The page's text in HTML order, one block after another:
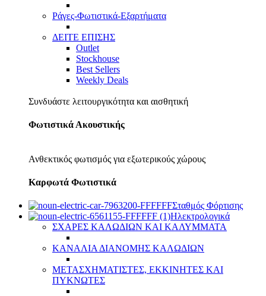
Ράγες-Φωτιστικά-Εξαρτήματα
ΔΕΙΤΕ ΕΠΙΣΗΣ
Outlet
Stockhouse
Best Sellers
Weekly Deals
Συνδυάστε λειτουργικότητα και αισθητική
Φωτιστικά Ακουστικής
Ανθεκτικός φωτισμός για εξωτερικούς χώρους
Καρφωτά Φωτιστικά
Σταθμός Φόρτισης
Ηλεκτρολογικά
ΣΧΑΡΕΣ ΚΑΛΩΔΙΩΝ ΚΑΙ ΚΑΛΥΜΜΑΤΑ
ΚΑΝΑΛΙΑ ΔΙΑΝΟΜΗΣ ΚΑΛΩΔΙΩΝ
ΜΕΤΑΣΧΗΜΑΤΙΣΤΕΣ, ΕΚΚΙΝΗΤΕΣ ΚΑΙ
ΠΥΚΝΩΤΕΣ